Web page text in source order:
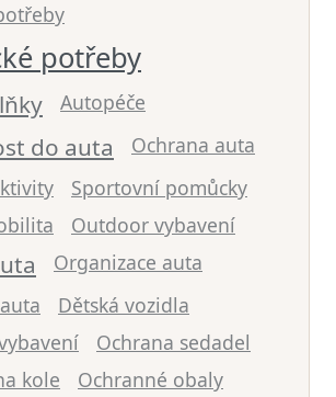
potřeby
Autopéče
do auta
Ochrana auta
Sportovní pomůcky
Outdoor vybavení
Organizace auta
Dětská vozidla
Ochrana sedadel
kole
Ochranné obaly